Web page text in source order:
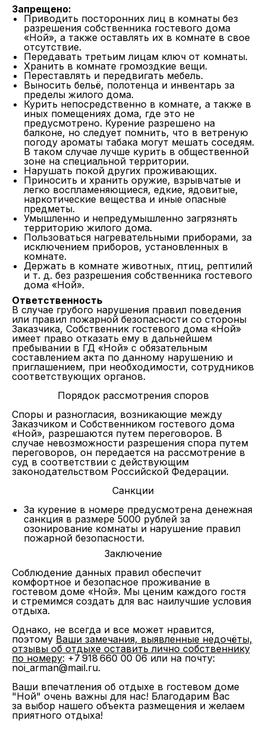
Запрещено:
Приводить посторонних лиц в комнаты без
разрешения собственника гостевого дома
«Ной», а также оставлять их в комнате в свое
отсутствие.
Передавать третьим лицам ключ от комнаты.
Хранить в комнате громоздкие вещи.
Переставлять и передвигать мебель.
Выносить бельё, полотенца и инвентарь за
пределы жилого дома.
Курить непосредственно в комнате, а также в
иных помещениях дома, где это не
предусмотрено. Курение разрешено на
балконе, но следует помнить, что в ветреную
погоду ароматы табака могут мешать соседям.
В таком случае лучше курить в общественной
зоне на специальной территории.
Нарушать покой других проживающих.
Приносить и хранить оружие, взрывчатые и
легко воспламеняющиеся, едкие, ядовитые,
наркотические вещества и иные опасные
предметы.
Умышленно и непредумышленно загрязнять
территорию жилого дома.
Пользоваться нагревательными приборами, за
исключением приборов, установленных в
комнате.
Держать в комнате животных, птиц, рептилий
и т. д. без разрешения собственника гостевого
дома «Ной».
Ответственность
В случае грубого нарушения правил поведения
или правил пожарной безопасности со стороны
Заказчика, Собственник гостевого дома «Ной»
имеет право отказать ему в дальнейшем
пребывании в ГД «Ной» с обязательным
составлением акта по данному нарушению и
приглашением, при необходимости, сотрудников
соответствующих органов.
Порядок рассмотрения споров
Споры и разногласия, возникающие между
Заказчиком и Собственником гостевого дома
«Ной», разрешаются путем переговоров. В
случае невозможности разрешения спора путем
переговоров, он передается на рассмотрение в
суд в соответствии с действующим
законодательством Российской Федерации.
Санкции
За курение в номере предусмотрена денежная
санкция в размере 5000 рублей за
озонирование комнаты и нарушение правил
пожарной безопасности.
Заключение
Соблюдение данных правил обеспечит
комфортное и безопасное проживание в
гостевом доме «Ной». Мы ценим каждого гостя
и стремимся создать для вас наилучшие условия
отдыха.
Однако, не всегда и все может нравится,
поэтому Ваши замечания, выявленные недочёты,
отзывы об отдыхе оставить лично собственнику
по номеру: +7 918 660 00 06 или на почту:
noi_arman@mail.ru.
Ваши впечатления об отдыхе в гостевом доме
"Ной" очень важны для нас! Благодарим Вас
за выбор нашего объекта размещения и желаем
приятного отдыха!